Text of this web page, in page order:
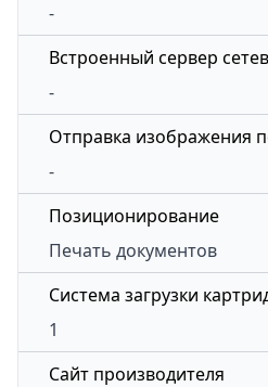
-
Встроенный сервер
-
Отправка изображения
-
Позиционирование
Печать документов
Система загрузки
1
Сайт производителя